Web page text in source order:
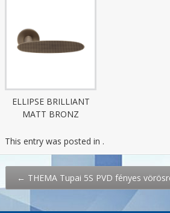
ELLIPSE BRILLIANT
MATT BRONZ
This entry was posted in .
Post
navigation
← THEMA Tupai 5S PVD fényes